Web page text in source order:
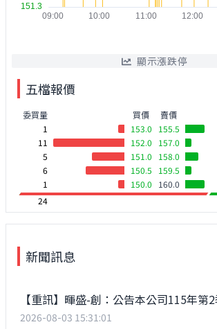
顯示漲跌停
五檔報價
委買量
買價
1
153.0
11
152.0
5
151.0
6
150.5
1
150.0
賣價
155.5
157.0
158.0
159.5
160.0
24
新聞訊息
2026-08-03 15:31:01